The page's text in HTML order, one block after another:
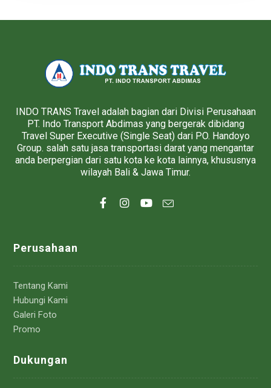
INDO TRANS Travel adalah bagian dari Divisi Perusahaan
PT. Indo Transport Abdimas yang bergerak dibidang
Travel Super Executive (Single Seat) dari PO. Handoyo
Group. salah satu jasa transportasi darat yang mengantar
anda berpergian dari satu kota ke kota lainnya, khususnya
wilayah Bali & Jawa Timur.
Perusahaan
Tentang Kami
Hubungi Kami
Galeri Foto
Promo
Dukungan